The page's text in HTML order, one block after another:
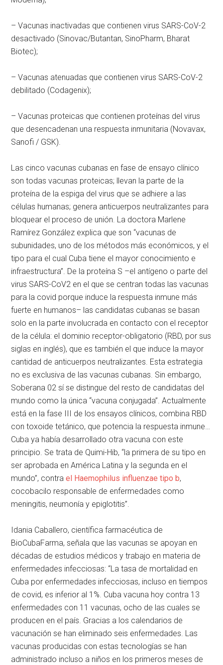
– Vacunas inactivadas que contienen virus SARS-CoV-2
desactivado (Sinovac/Butantan, SinoPharm, Bharat
Biotec);
– Vacunas atenuadas que contienen virus SARS-CoV-2
debilitado (Codagenix);
– Vacunas proteicas que contienen proteínas del virus
que desencadenan una respuesta inmunitaria (Novavax,
Sanofi / GSK).
Las cinco vacunas cubanas en fase de ensayo clínico
son todas vacunas proteicas; llevan la parte de la
proteína de la espiga del virus que se adhiere a las
células humanas; genera anticuerpos neutralizantes para
bloquear el proceso de unión. La doctora Marlene
Ramírez González explica que son “vacunas de
subunidades, uno de los métodos más económicos, y el
tipo para el cual Cuba tiene el mayor conocimiento e
infraestructura”. De la proteína S –el antígeno o parte del
virus SARS-CoV2 en el que se centran todas las vacunas
para la covid porque induce la respuesta inmune más
fuerte en humanos– las candidatas cubanas se basan
solo en la parte involucrada en contacto con el receptor
de la célula: el dominio receptor-obligatorio (RBD, por sus
siglas en inglés), que es también el que induce la mayor
cantidad de anticuerpos neutralizantes. Esta estrategia
no es exclusiva de las vacunas cubanas. Sin embargo,
Soberana 02 sí se distingue del resto de candidatas del
mundo como la única “vacuna conjugada”. Actualmente
está en la fase III de los ensayos clínicos, combina RBD
con toxoide tetánico, que potencia la respuesta inmune…
Cuba ya había desarrollado otra vacuna con este
principio. Se trata de Quimi-Hib, “la primera de su tipo en
ser aprobada en América Latina y la segunda en el
mundo”, contrael Haemophilus influenzae tipo b,
cocobacilo responsable de enfermedades como
meningitis, neumonía y epiglotitis”.
Idania Caballero, científica farmacéutica de
BioCubaFarma, señala que las vacunas se apoyan en
décadas de estudios médicos y trabajo en materia de
enfermedades infecciosas: “La tasa de mortalidad en
Cuba por enfermedades infecciosas, incluso en tiempos
de covid, es inferior al 1%. Cuba vacuna hoy contra 13
enfermedades con 11 vacunas, ocho de las cuales se
producen en el país. Gracias a los calendarios de
vacunación se han eliminado seis enfermedades. Las
vacunas producidas con estas tecnologías se han
administrado incluso a niños en los primeros meses de